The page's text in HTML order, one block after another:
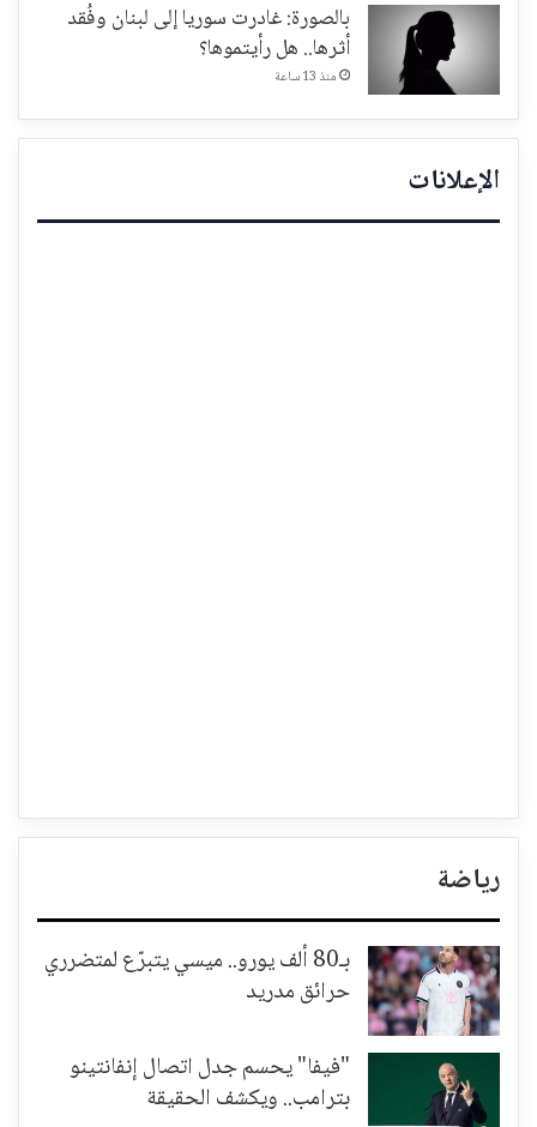
بالصورة: غادرت سوريا إلى لبنان وفُقد
أثرها.. هل رأيتموها؟
منذ 13 ساعة
الإعلانات
رياضة
بـ80 ألف يورو.. ميسي يتبرّع لمتضرري
حرائق مدريد
"فيفا" يحسم جدل اتصال إنفانتينو
بترامب.. ويكشف الحقيقة